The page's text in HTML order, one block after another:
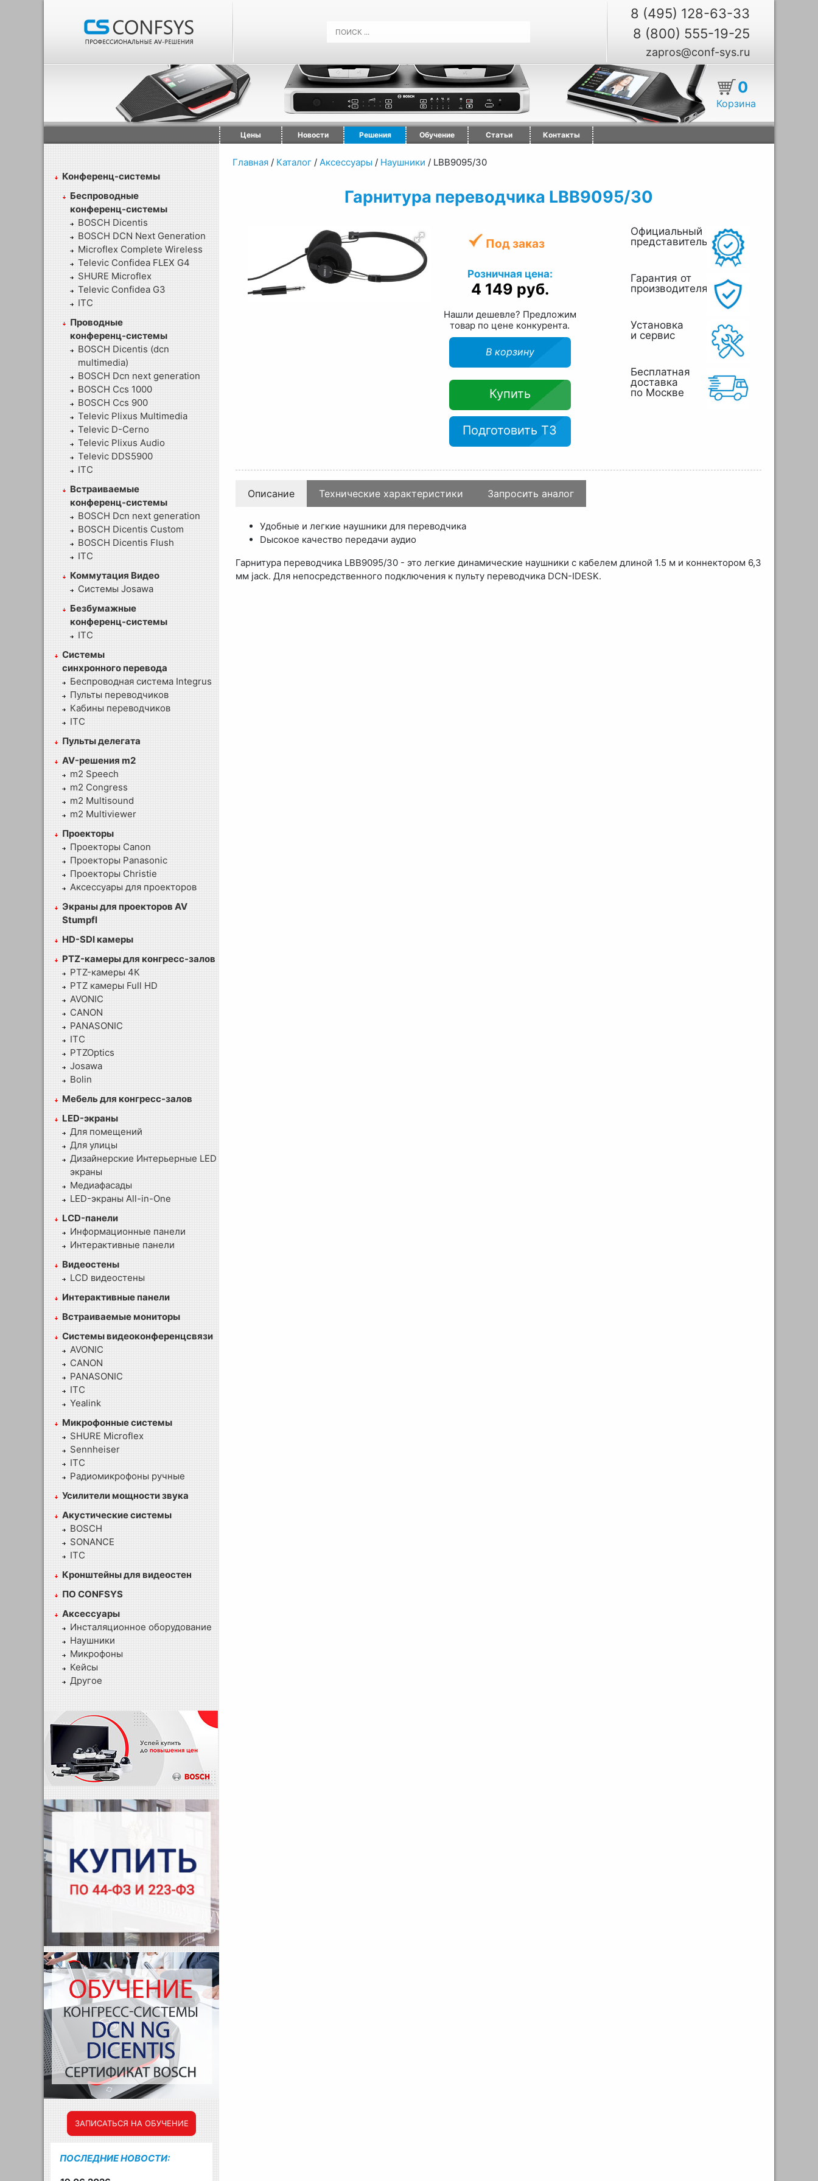
8 (495) 128-63-33
8 (800) 555-19-25
zapros@conf-sys.ru
0
Корзина
Цены Новости Решения Обучение Статьи Контакты
Конференц-системы
Беспроводные
конференц-системы
BOSCH Dicentis
BOSCH DCN Next Generation
Microflex Complete Wireless
Televic Confidea FLEX G4
SHURE Microflex
Televic Confidea G3
ITC
Проводные
конференц-системы
BOSCH Dicentis (dcn
multimedia)
BOSCH Dcn next generation
BOSCH Ccs 1000
BOSCH Ccs 900
Televic Plixus Multimedia
Televic D-Cerno
Televic Plixus Audio
Televic DDS5900
ITC
Встраиваемые
конференц-системы
BOSCH Dcn next generation
BOSCH Dicentis Custom
BOSCH Dicentis Flush
ITC
Коммутация Видео
Системы Josawa
Безбумажные
конференц-системы
ITC
Системы
синхронного перевода
Беспроводная система Integrus
Пульты переводчиков
Кабины переводчиков
ITC
Пульты делегата
AV-решения m2
m2 Speech
m2 Congress
m2 Multisound
m2 Multiviewer
Проекторы
Проекторы Canon
Проекторы Panasonic
Проекторы Christie
Аксессуары для проекторов
Экраны для проекторов AV
Stumpfl
HD-SDI камеры
PTZ-камеры для конгресс-залов
PTZ-камеры 4К
PTZ камеры Full HD
AVONIC
CANON
PANASONIC
ITC
PTZOptics
Josawa
Bolin
Мебель для конгресс-залов
LED-экраны
Для помещений
Для улицы
Дизайнерские Интерьерные LED
экраны
Медиафасады
LED-экраны All-in-One
LCD-панели
Информационные панели
Интерактивные панели
Видеостены
LCD видеостены
Интерактивные панели
Встраиваемые мониторы
Системы видеоконференцсвязи
AVONIC
CANON
PANASONIC
ITC
Yealink
Микрофонные системы
SHURE Microflex
Sennheiser
ITC
Радиомикрофоны ручные
Усилители мощности звука
Акустические системы
BOSCH
SONANCE
ITC
Кронштейны для видеостен
ПО CONFSYS
Аксессуары
Инсталяционное оборудование
Наушники
Микрофоны
Кейсы
Другое
ЗАПИСАТЬСЯ НА ОБУЧЕНИЕ
ПОСЛЕДНИЕ НОВОСТИ:
Главная / Каталог / Аксессуары / Наушники / LBB9095/30
Гарнитура переводчика LBB9095/30
Под заказ
Розничная цена:
4 149 руб.
Нашли дешевле? Предложим
товар по цене конкурента.
В корзину
Купить
Подготовить ТЗ
Официальный
представитель
Гарантия от
производителя
Установка
и сервис
Бесплатная
доставка
по Москве
Описание Технические характеристики Запросить аналог
Удобные и легкие наушники для переводчика
Dысокое качество передачи аудио
Гарнитура переводчика LBB9095/30 - это легкие динамические наушники с кабелем длиной 1.5 м и коннектором 6,3
мм jack. Для непосредственного подключения к пульту переводчика DCN-IDESK.